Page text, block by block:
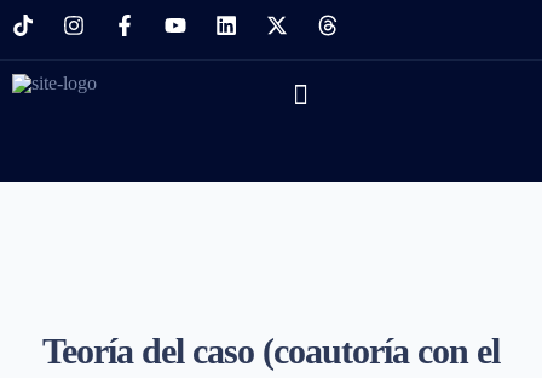
Teoría del caso (coautoría con el